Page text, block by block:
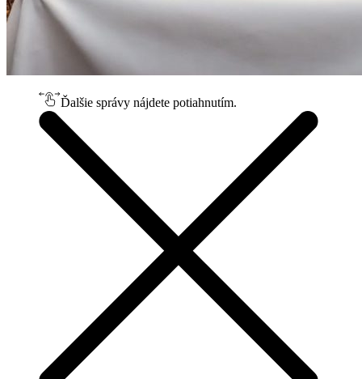
Ďalšie správy nájdete potiahnutím.